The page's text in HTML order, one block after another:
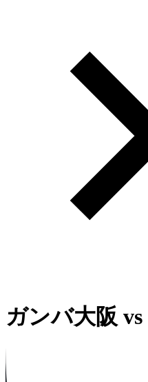
ガンバ大阪 vs